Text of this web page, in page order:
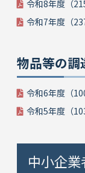
令和8年度（
令和7年度（
物品等の調
令和6年度（
令和5年度（⁨
中小企